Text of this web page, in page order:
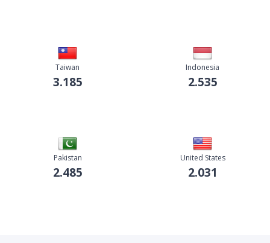
Taiwan
3.185
Indonesia
2.535
Pakistan
2.485
United States
2.031